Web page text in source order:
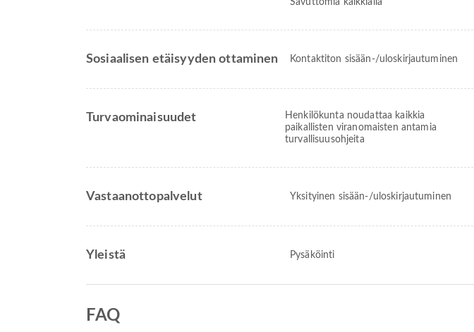
Savuttomia kaikkialla
Sosiaalisen etäisyyden ottaminen Kontaktiton sisään-/uloskirjautuminen
Turvaominaisuudet
Henkilökunta noudattaa kaikkia
paikallisten viranomaisten antamia
turvallisuusohjeita
Vastaanottopalvelut Yksityinen sisään-/uloskirjautuminen
Yleistä Pysäköinti
FAQ